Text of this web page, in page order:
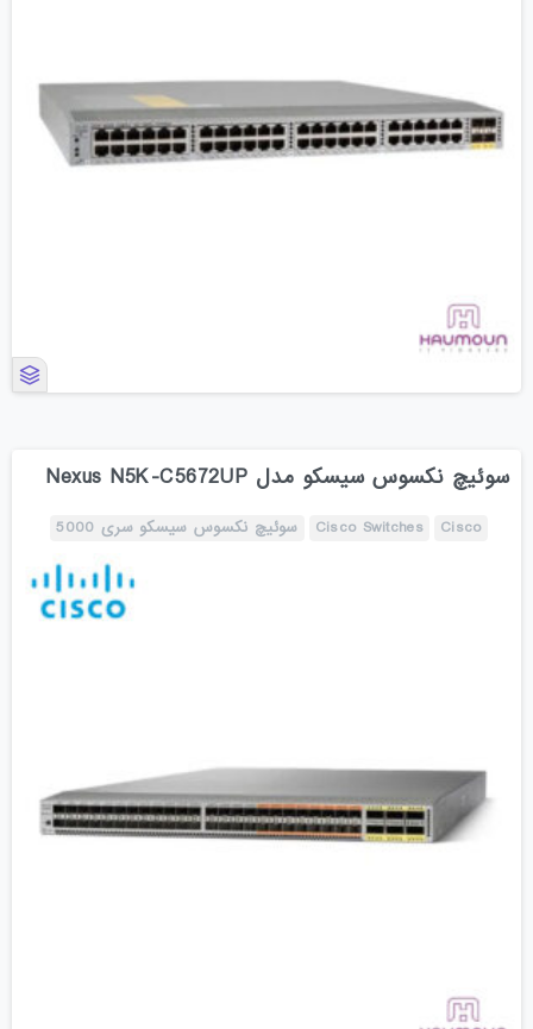
سوئیچ نکسوس سیسکو مدل Nexus N5K-C5672UP
Cisco
Cisco Switches سوئیچ نکسوس سیسکو سری 5000